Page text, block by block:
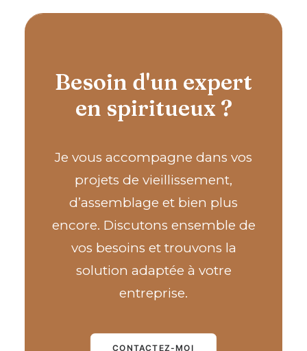
Besoin d'un expert
en spiritueux ?
Je vous accompagne dans vos
projets de vieillissement,
d’assemblage et bien plus
encore. Discutons ensemble de
vos besoins et trouvons la
solution adaptée à votre
entreprise.
CONTACTEZ-MOI